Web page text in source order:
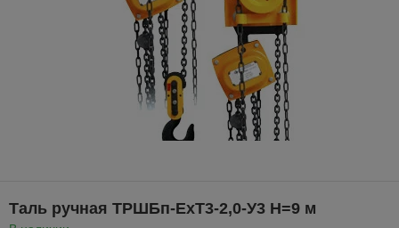
Таль ручная ТРШБп-ЕхТ3-2,0-У3 Н=9 м